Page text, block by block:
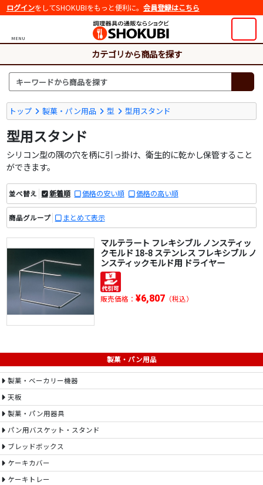
ログインをしてSHOKUBIをもっと便利に。 会員登録はこちら
MENU
カテゴリから商品を探す
トップ 製菓・パン用品 型 型用スタンド
型用スタンド
シリコン型の隅の穴を柄に引っ掛け、衛生的に乾かし保管すること
ができます。
並べ替え 新着順 価格の安い順 価格の高い順
商品グループ まとめて表示
マルテラート フレキシブル ノンスティッ
クモルド 18-8 ステンレス フレキシブル ノ
ンスティックモルド用 ドライヤー
販売価格： ¥6,807（税込）
製菓・パン用品
製菓・ベーカリー機器
天板
製菓・パン用器具
パン用バスケット・スタンド
ブレッドボックス
ケーキカバー
ケーキトレー